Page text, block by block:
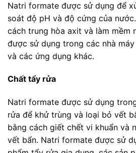
Natri formate được sử dụng để
soát độ pH và độ cứng của
cách trung hòa axit và làm mềm
được sử dụng trong các nhà
và các ứng dụng khác.
Chất tẩy rửa
Natri formate được sử dụng
rửa để khử trùng và loại bỏ vết
bằng cách giết chết vi khuẩn và
vết bẩn. Natri formate được sử